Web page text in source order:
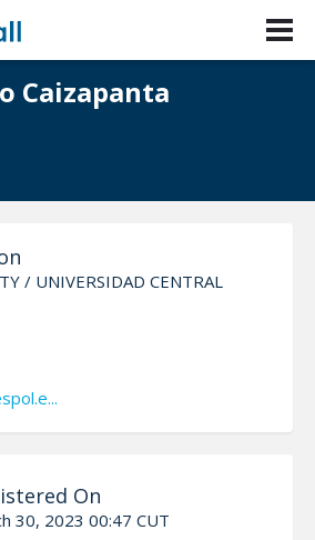
Caizapanta
/ UNIVERSIDAD CENTRAL
On
30, 2023 00:47 CUT